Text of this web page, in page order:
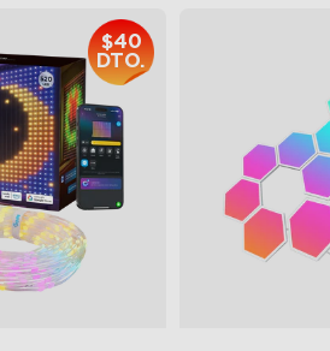
$40
DTO.